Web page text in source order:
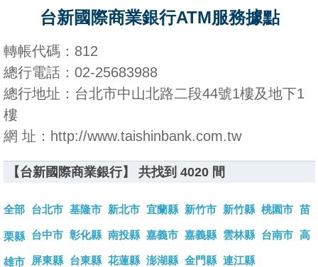
台新國際商業銀行ATM服務據點
轉帳代碼：812
總行電話：02-25683988
總行地址：台北市中山北路二段44號1樓及地下1
樓
網 址：http://www.taishinbank.com.tw
【台新國際商業銀行】 共找到 4020 間
全部 台北市 基隆市 新北市 宜蘭縣 新竹市 新竹縣 桃園市 苗
栗縣 台中市 彰化縣 南投縣 嘉義市 嘉義縣 雲林縣 台南市 高
雄市 屏東縣 台東縣 花蓮縣 澎湖縣 金門縣 連江縣